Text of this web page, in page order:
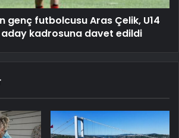
genç futbolcusu Aras Çelik, U14
aday kadrosuna davet edildi